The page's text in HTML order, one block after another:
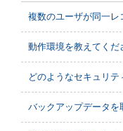
複数のユーザが同一レ
動作環境を教えてくだ
どのようなセキュリテ
バックアップデータを